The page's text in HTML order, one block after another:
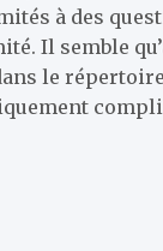
à des
Il semble
le répertoire